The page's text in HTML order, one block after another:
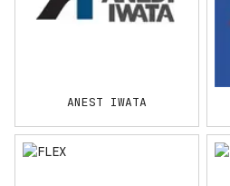
ANEST IWATA